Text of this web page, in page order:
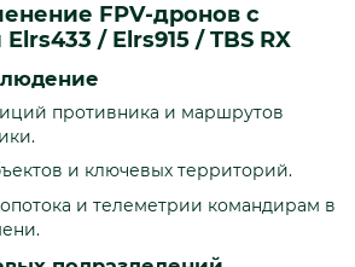
FPV-дронов с
/ Elrs915 / TBS RX
противника и маршрутов
и ключевых территорий.
и телеметрии командирам в